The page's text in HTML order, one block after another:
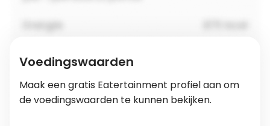
Voedingswaarden
Maak een gratis Eatertainment profiel aan om
de voedingswaarden te kunnen bekijken.